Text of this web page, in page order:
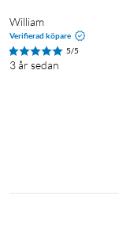
William
Verifierad köpare
5/5
3 år sedan